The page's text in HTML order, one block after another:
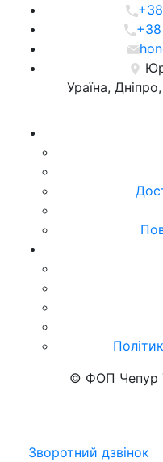
Ураїна,
© ФОП Чепур
Зворотний дзвінок